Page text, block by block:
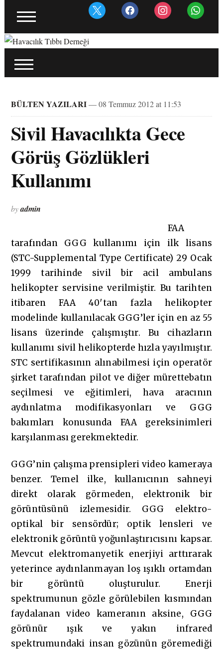
x facebook instagram whatsapp
BÜLTEN YAZILARI— 08 Temmuz 2012 at 11:53
Sivil Havacılıkta Gece
Görüş Gözlükleri
Kullanımı
byadmin
FAA
tarafından GGG kullanımı için ilk lisans
(STC-Supplemental Type Certificate) 29 Ocak
1999 tarihinde sivil bir acil ambulans
helikopter servisine verilmiştir. Bu tarihten
itibaren FAA 40′tan fazla helikopter
modelinde kullanılacak GGG’ler için en az 55
lisans üzerinde çalışmıştır. Bu cihazların
kullanımı sivil helikopterde hızla yayılmıştır.
STC sertifikasının alınabilmesi için operatör
şirket tarafından pilot ve diğer mürettebatın
seçilmesi ve eğitimleri, hava aracının
aydınlatma modifikasyonları ve GGG
bakımları konusunda FAA gereksinimleri
karşılanması gerekmektedir.
GGG’nin çalışma prensipleri video kameraya
benzer. Temel ilke, kullanıcının sahneyi
direkt olarak görmeden, elektronik bir
görüntüsünü izlemesidir. GGG elektro-
optikal bir sensördür; optik lensleri ve
elektronik görüntü yoğunlaştırıcısını kapsar.
Mevcut elektromanyetik enerjiyi arttırarak
yeterince aydınlanmayan loş ışıklı ortamdan
bir görüntü oluşturulur. Enerji
spektrumunun gözle görülebilen kısmından
faydalanan video kameranın aksine, GGG
görünür ışık ve yakın infrared
spektrumundaki insan gözünün göremediği